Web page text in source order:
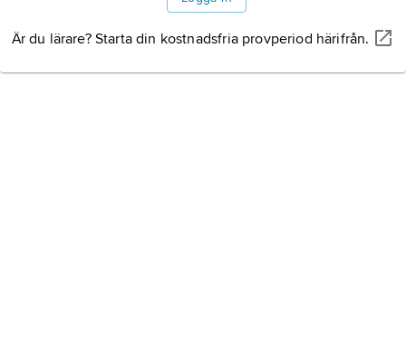
Är du lärare? Starta din kostnadsfria provperiod härifrån.